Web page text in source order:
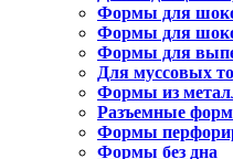
Формы для
Формы для
Формы для
Для муссовых
Формы из
Разъемные
Формы
Формы без дна